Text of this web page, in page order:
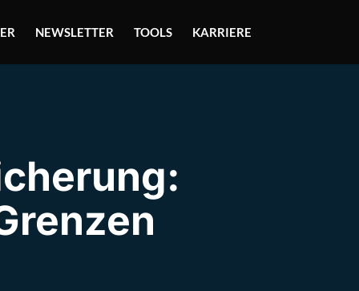
NEWSLETTER TOOLS KARRIERE